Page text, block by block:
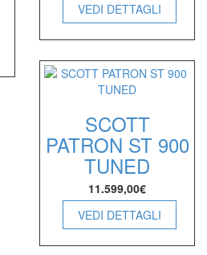
VEDI DETTAGLI
SCOTT
PATRON ST 900
TUNED
11.599,00€
VEDI DETTAGLI